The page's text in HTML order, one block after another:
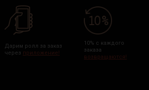
Дарим ролл за заказ
через приложение!
10% с каждого
заказа
возвращаются!